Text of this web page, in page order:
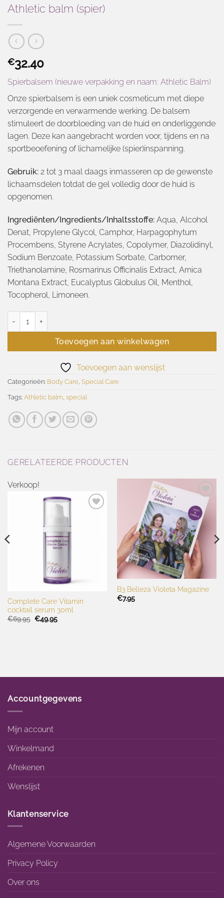
Athletic balm (spier)
€32.40
Spierbalsem (nieuwe verpakking en naam: Athletic Balm)
Onze spierbalsem is een uniek cosmeticum met diepe
verzorgende en verwarmende werking. De balsem
stimuleert de doorbloeding van de huid en onderliggende
lagen. Deze kan aangebracht worden voor, tijdens en na
sportbeoefening of lichamelijke (spier)inspanning.
Gebruik: 2 tot 3 maal daags inmasseren op de gewenste
lichaamsdelen totdat de gel volledig door de huid is
opgenomen.
Ingrediënten/Ingredients/Inhaltsstoffe: Aqua, Alcohol
Denat, Propylene Glycol, Camphor, Harpagophytum
Procembens, Styrene Acrylates, Copolymer, Diazolidinyl,
Sodium Benzoate, Potassium Sorbate, Carbomer,
Triethanolamine, Rosmarinus Officinalis Extract, Arnica
Montana Extract, Eucalyptus Globulus Oil, Menthol,
Tocopherol, Limoneen.
Toevoegen aan winkelwagen
Toevoegen aan wenslijst
Categorieën: Body Care, Special Care
Tags: Athletic balm, special
GERELATEERDE PRODUCTEN
Verkoop!
Complete Care Vitamin
cocktail serum 30ml
€69.95 Oorspronkelijke
prijs
€49.95Huidige
prijs
Toevoegen
aan
wenslijst
B3 Belleza Violeta Magazine
€7.95
Accountgegevens
Mijn account
Winkelmand
Afrekenen
Wenslijst
Klantenservice
Algemene Voorwaarden
Privacy Policy
Over ons